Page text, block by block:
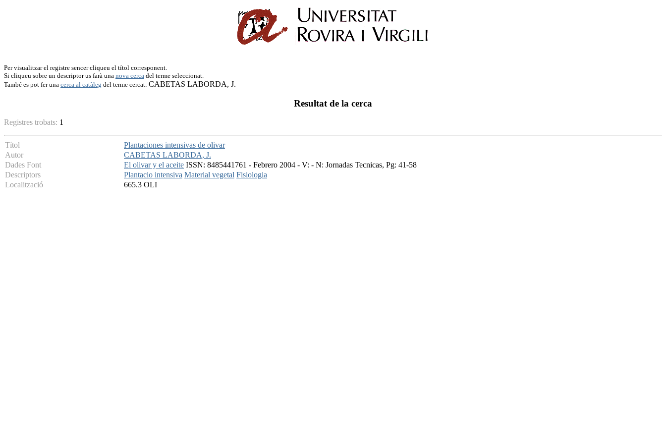
Per visualitzar el registre sencer cliqueu el títol corresponent.
Si cliqueu sobre un descriptor us farà una nova cerca del terme seleccionat.
També es pot fer una cerca al catàleg del terme cercat: CABETAS LABORDA, J.
Resultat de la cerca
Registres trobats: 1
Títol
Plantaciones intensivas de olivar
Autor
CABETAS LABORDA, J.
Dades Font
El olivar y el aceite ISSN: 8485441761 - Febrero 2004 - V: - N: Jornadas Tecnicas, Pg: 41-58
Descriptors
Plantacio intensiva Material vegetal Fisiologia
Localització
665.3 OLI